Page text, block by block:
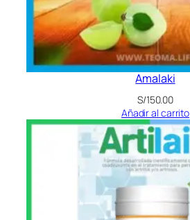
Amalaki
S/150.00
Añadir al carrito